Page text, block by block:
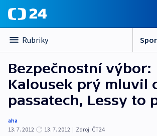
Rubriky
Bezpečnostní výbor:
Kalousek prý mluvil
passatech, Lessy to
aha
13. 7. 2012
13. 7. 2012 | Zdroj: ČT24